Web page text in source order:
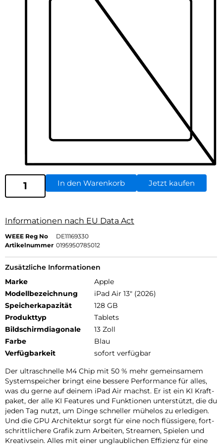
In den Warenkorb Jetzt kaufen
Informationen nach EU Data Act
WEEE Reg No
DE11169330
Artikelnummer 0195950785012
Zusätzliche Informationen
Marke
Apple
Modellbezeichnung
iPad Air 13" (2026)
Speicherkapazität
128 GB
Produkttyp
Tablets
Bildschirmdiagonale
13 Zoll
Farbe
Blau
Verfügbarkeit
sofort verfügbar
Der ultra­schnelle M4 Chip mit 50 % mehr gemein­samem
Systemspeicher bringt eine bessere Per­for­mance für alles,
was du gerne auf deinem iPad Air machst. Er ist ein KI Kraft­
paket, der alle KI Features und Funk­tionen unter­stützt, die du
jeden Tag nutzt, um Dinge schneller mühelos zu erle­digen.
Und die GPU Archi­tektur sorgt für eine noch flüssigere, fort­
schritt­lichere Grafik zum Arbeiten, Streamen, Spielen und
Kreativ­sein. Alles mit einer unglaub­lichen Effizienz für eine